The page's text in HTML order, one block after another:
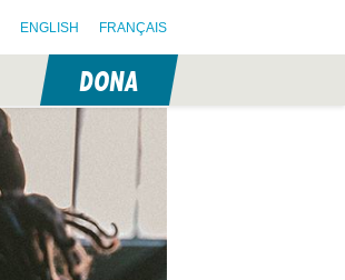
ENGLISH FRANÇAIS
DONA